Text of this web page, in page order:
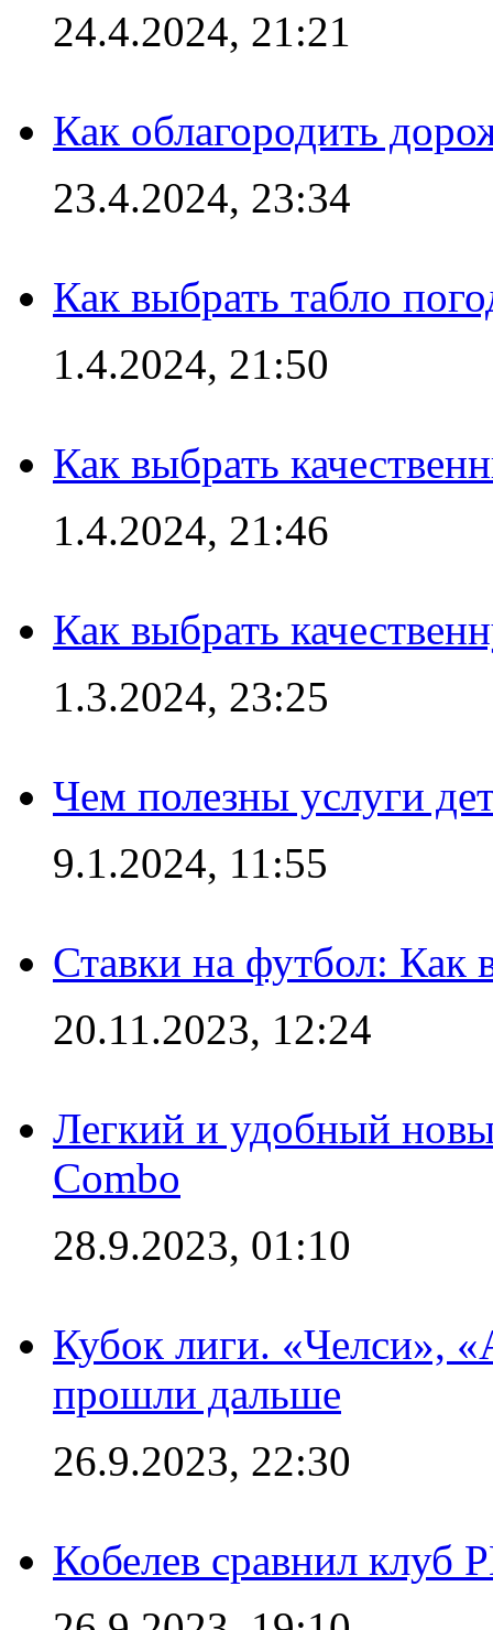
24.4.2024, 21:21
Как облагородить
23.4.2024, 23:34
Как выбрать табло
1.4.2024, 21:50
Как выбрать
1.4.2024, 21:46
Как выбрать
1.3.2024, 23:25
Чем полезны услуги
9.1.2024, 11:55
Ставки на футбол: Как
20.11.2023, 12:24
Легкий и удобный
Combo
28.9.2023, 01:10
Кубок лиги. «Челси»,
прошли дальше
26.9.2023, 22:30
Кобелев сравнил клуб